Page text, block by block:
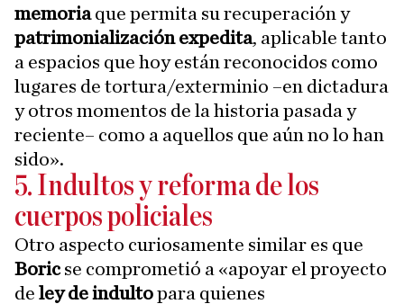
memoriaque permita su recuperación y
patrimonialización expedita, aplicable tanto
a espacios que hoy están reconocidos como
lugares de tortura/exterminio –en dictadura
y otros momentos de la historia pasada y
reciente– como a aquellos que aún no lo han
sido».
5. Indultos y reforma de los
cuerpos policiales
Otro aspecto curiosamente similar es que
Boricse comprometió a «apoyar el proyecto
de ley de indultopara quienes